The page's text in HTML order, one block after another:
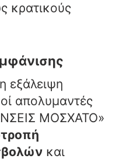
κρατικούς
εξάλειψη
απολυμαντές
ΜΟΣΧΑΤΟ»
και